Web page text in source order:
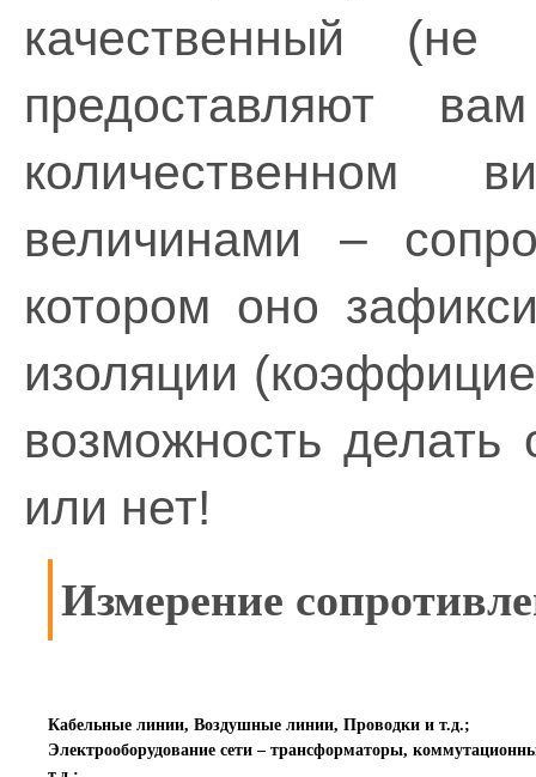
качественный
предоставляют
количественном
величинами –
котором оно
изоляции
возможность
или нет!
Измерение
Кабельные линии, Воздушные линии, Проводки и т.д.;
Электрооборудование сети – трансформаторы,